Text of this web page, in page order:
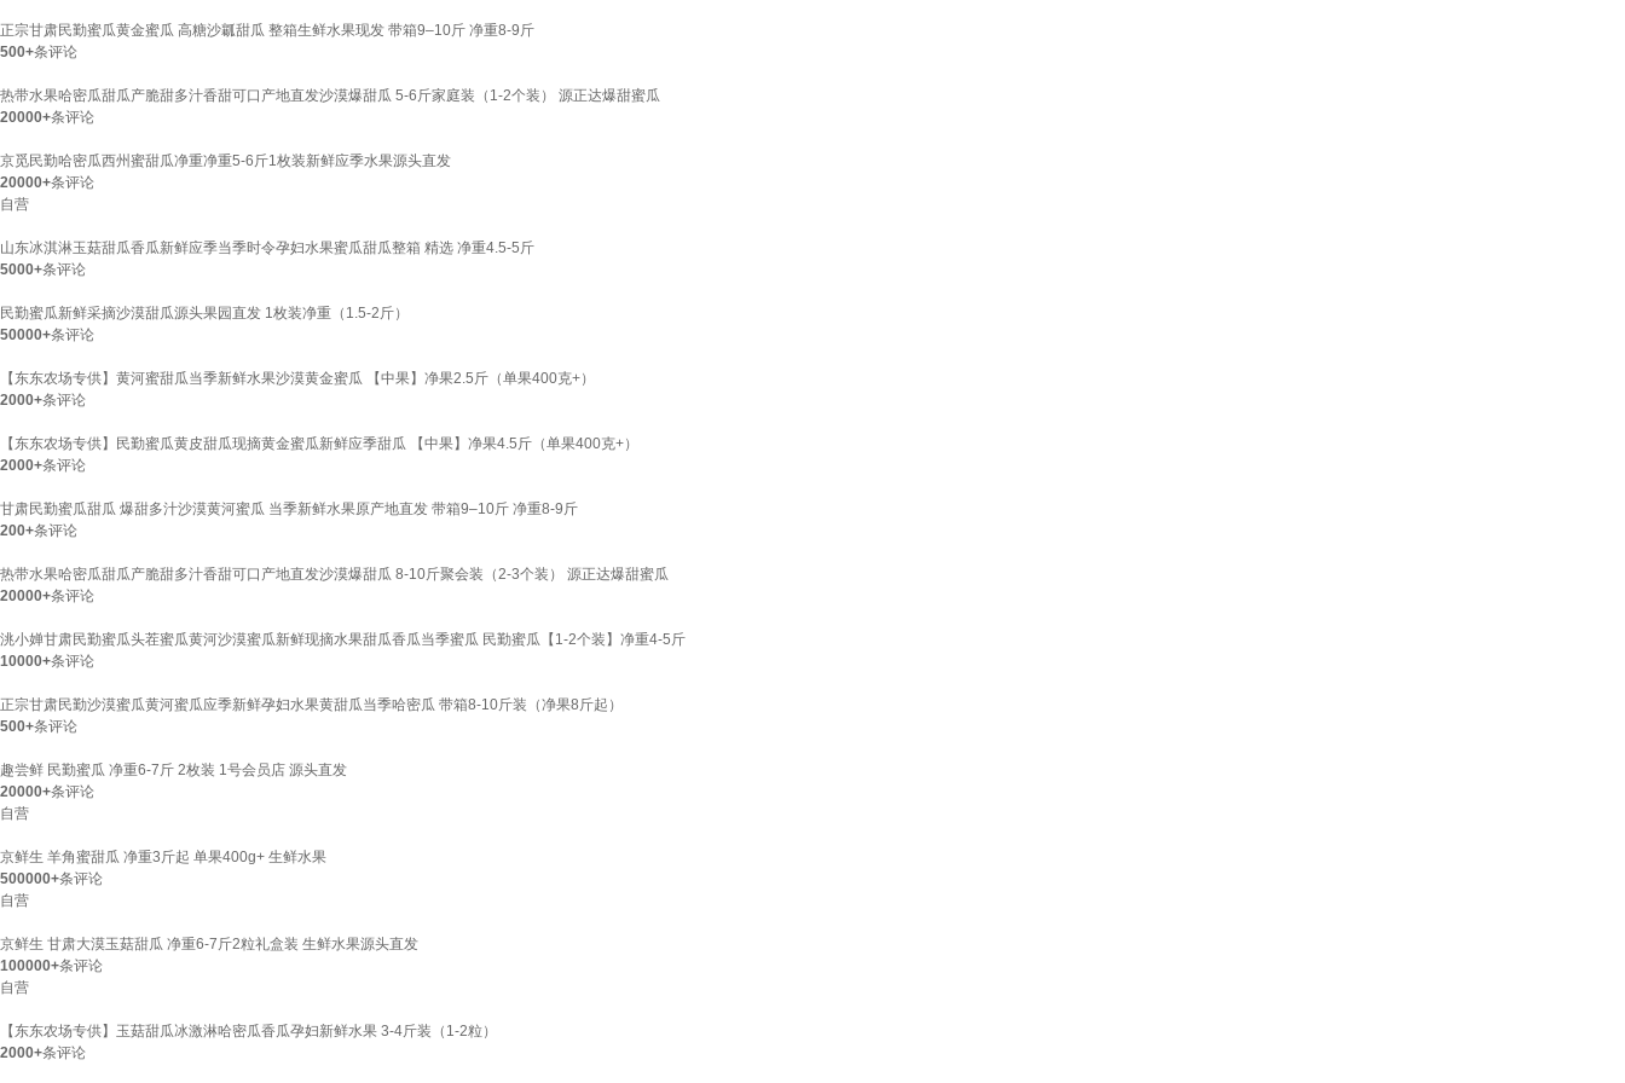
正宗甘肃民勤蜜瓜黄金蜜瓜 高糖沙瓤甜瓜 整箱生鲜水果现发 带箱9–10斤 净重8-9斤
500+条评论
热带水果哈密瓜甜瓜产脆甜多汁香甜可口产地直发沙漠爆甜瓜 5-6斤家庭装（1-2个装） 源正达爆甜蜜瓜
20000+条评论
京觅民勤哈密瓜西州蜜甜瓜净重净重5-6斤1枚装新鲜应季水果源头直发
20000+条评论
自营
山东冰淇淋玉菇甜瓜香瓜新鲜应季当季时令孕妇水果蜜瓜甜瓜整箱 精选 净重4.5-5斤
5000+条评论
民勤蜜瓜新鲜采摘沙漠甜瓜源头果园直发 1枚装净重（1.5-2斤）
50000+条评论
【东东农场专供】黄河蜜甜瓜当季新鲜水果沙漠黄金蜜瓜 【中果】净果2.5斤（单果400克+）
2000+条评论
【东东农场专供】民勤蜜瓜黄皮甜瓜现摘黄金蜜瓜新鲜应季甜瓜 【中果】净果4.5斤（单果400克+）
2000+条评论
甘肃民勤蜜瓜甜瓜 爆甜多汁沙漠黄河蜜瓜 当季新鲜水果原产地直发 带箱9–10斤 净重8-9斤
200+条评论
热带水果哈密瓜甜瓜产脆甜多汁香甜可口产地直发沙漠爆甜瓜 8-10斤聚会装（2-3个装） 源正达爆甜蜜瓜
20000+条评论
洮小婵甘肃民勤蜜瓜头茬蜜瓜黄河沙漠蜜瓜新鲜现摘水果甜瓜香瓜当季蜜瓜 民勤蜜瓜【1-2个装】净重4-5斤
10000+条评论
正宗甘肃民勤沙漠蜜瓜黄河蜜瓜应季新鲜孕妇水果黄甜瓜当季哈密瓜 带箱8-10斤装（净果8斤起）
500+条评论
趣尝鲜 民勤蜜瓜 净重6-7斤 2枚装 1号会员店 源头直发
20000+条评论
自营
京鲜生 羊角蜜甜瓜 净重3斤起 单果400g+ 生鲜水果
500000+条评论
自营
京鲜生 甘肃大漠玉菇甜瓜 净重6-7斤2粒礼盒装 生鲜水果源头直发
100000+条评论
自营
【东东农场专供】玉菇甜瓜冰激淋哈密瓜香瓜孕妇新鲜水果 3-4斤装（1-2粒）
2000+条评论